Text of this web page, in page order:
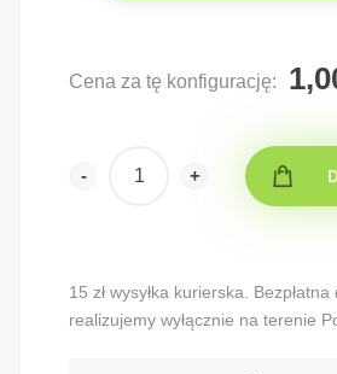
Cena za tę konfigurację:
- +
15 zł wysyłka kurierska.
realizujemy wyłącznie na terenie